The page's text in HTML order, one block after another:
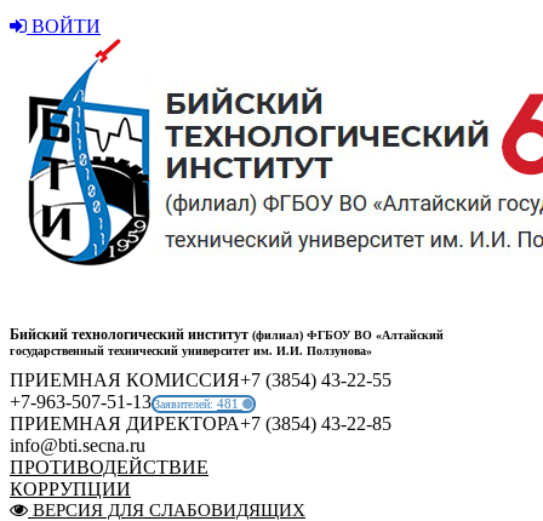
ВОЙТИ
Бийский технологический институт (филиал) ФГБОУ ВО «Алтайский
государственный технический университет им. И.И. Ползунова»
ПРИЕМНАЯ КОМИССИЯ+7 (3854) 43-22-55
+7-963-507-51-13Заявителей: 481
ПРИЕМНАЯ ДИРЕКТОРА+7 (3854) 43-22-85
info@bti.secna.ru
ПРОТИВОДЕЙСТВИЕ
КОРРУПЦИИ
ВЕРСИЯ ДЛЯ СЛАБОВИДЯЩИХ